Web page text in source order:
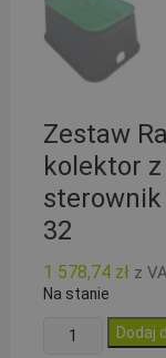
Zestaw
kolektor
sterownik
32
1 578,74 zł z
Na stanie
ilość
Dodaj